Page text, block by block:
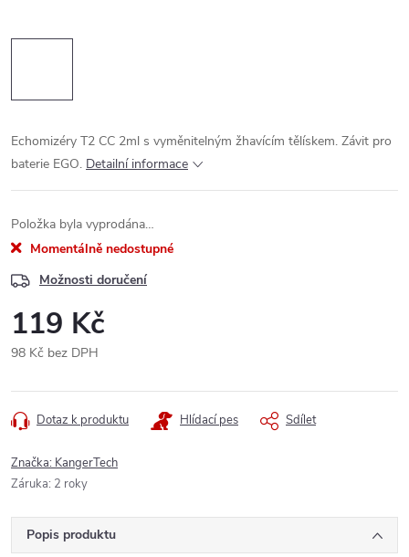
Echomizéry T2 CC 2ml s vyměnitelným žhavícím tělískem. Závit pro
baterie EGO. Detailní informace
Položka byla vyprodána…
Momentálně nedostupné
Možnosti doručení
119 Kč
98 Kč bez DPH
cena:
Dotaz k produktu Hlídací pes Sdílet
Značka: KangerTech
Záruka: 2 roky
Popis produktu